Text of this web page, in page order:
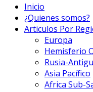
Inicio
¿Quienes somos?
Articulos Por
Europa
Hemisferio
Rusia-
Asia Pacífico
Africa Sub-